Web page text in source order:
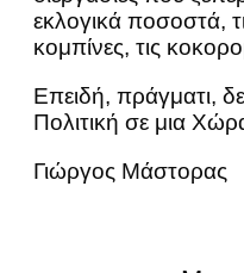
εκλογικά ποσοστά,
κομπίνες, τις
Επειδή, πράγματι,
Πολιτική σε μια
Γιώργος Μάστορας